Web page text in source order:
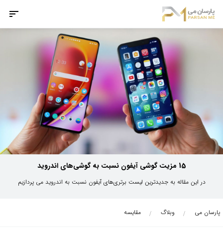
15 مزیت گوشی آیفون نسبت به گوشی‌های اندروید
در این مقاله به جدیدترین لیست برتری‌های آیفون نسبت به اندروید می پردازیم
پارسان می وبلاگ مقایسه